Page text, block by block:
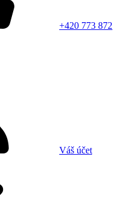
+420 773 872
Váš účet